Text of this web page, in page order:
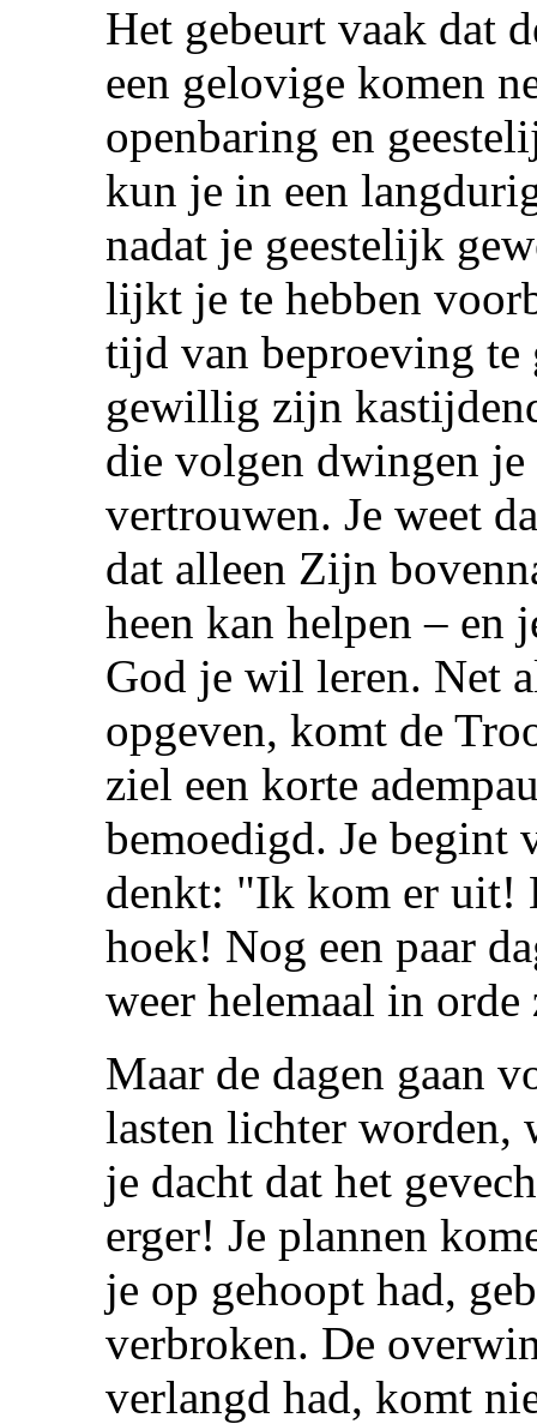
Het gebeurt vaak dat
een gelovige komen
openbaring en
kun je in een
nadat je geestelijk
lijkt je te hebben
tijd van beproeving te
gewillig zijn
die volgen dwingen
vertrouwen. Je weet
dat alleen Zijn
heen kan helpen – en
God je wil leren. Net
opgeven, komt de
ziel een korte
bemoedigd. Je
denkt: "Ik kom er uit!
hoek! Nog een paar
weer helemaal in
Maar de dagen gaan
lasten lichter worden,
je dacht dat het
erger! Je plannen
je op gehoopt had,
verbroken. De
verlangd had, komt